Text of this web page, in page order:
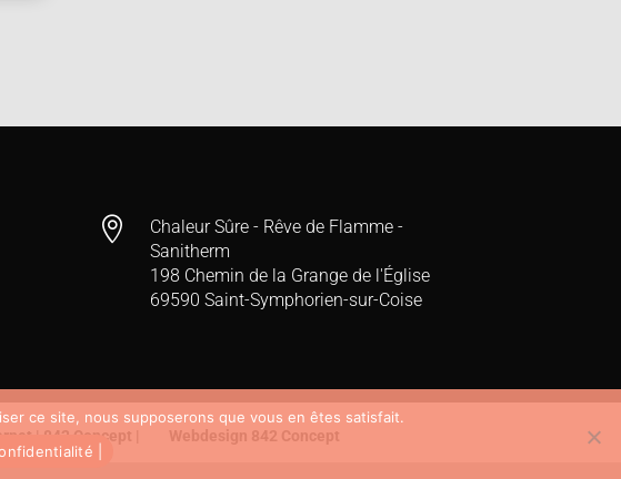

Chaleur Sûre - Rêve de Flamme -
Sanitherm
198 Chemin de la Grange de l'Église
69590 Saint-Symphorien-sur-Coise
| 842 Concept | Webdesign 842 Concept
ce site, nous supposerons que vous en êtes satisfait.
|